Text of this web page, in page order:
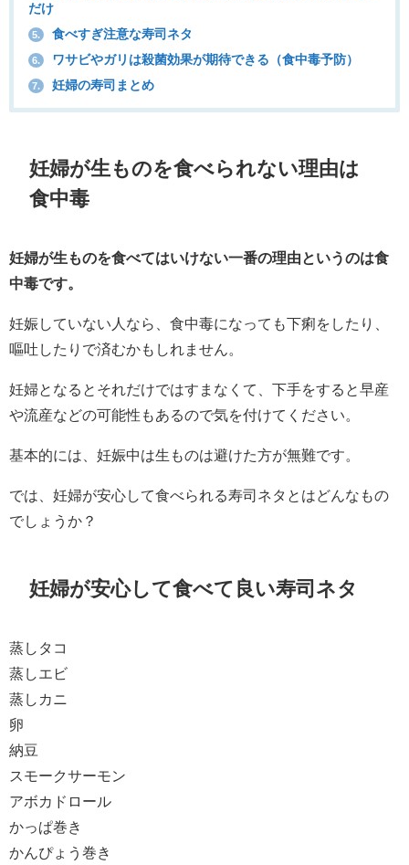
だけ
5. 食べすぎ注意な寿司ネタ
6. ワサビやガリは殺菌効果が期待できる（食中毒予防）
7. 妊婦の寿司まとめ
妊婦が生ものを食べられない理由は
食中毒
妊婦が生ものを食べてはいけない一番の理由というのは食
中毒です。
妊娠していない人なら、食中毒になっても下痢をしたり、
嘔吐したりで済むかもしれません。
妊婦となるとそれだけではすまなくて、下手をすると早産
や流産などの可能性もあるので気を付けてください。
基本的には、妊娠中は生ものは避けた方が無難です。
では、妊婦が安心して食べられる寿司ネタとはどんなもの
でしょうか？
妊婦が安心して食べて良い寿司ネタ
蒸しタコ
蒸しエビ
蒸しカニ
卵
納豆
スモークサーモン
アボカドロール
かっぱ巻き
かんぴょう巻き